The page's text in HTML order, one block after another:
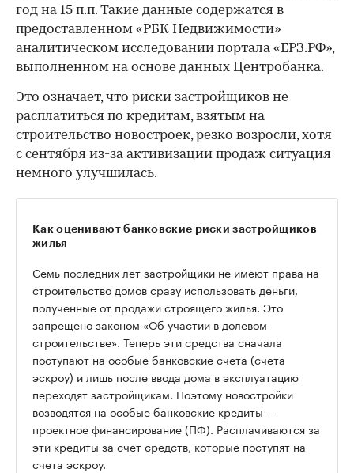
год на 15 п.п. Такие данные содержатся в
предоставленном «РБК Недвижимости»
аналитическом исследовании портала «ЕРЗ.РФ»,
выполненном на основе данных Центробанка.
Это означает, что риски застройщиков не
расплатиться по кредитам, взятым на
строительство новостроек, резко возросли, хотя
с сентября из-за активизации продаж ситуация
немного улучшилась.
Как оценивают банковские риски застройщиков
жилья
Семь последних лет застройщики не имеют права на
строительство домов сразу использовать деньги,
полученные от продажи строящего жилья. Это
запрещено законом «Об участии в долевом
строительстве». Теперь эти средства сначала
поступают на особые банковские счета (счета
эскроу) и лишь после ввода дома в эксплуатацию
переходят застройщикам. Поэтому новостройки
возводятся на особые банковские кредиты —
проектное финансирование (ПФ). Расплачиваются за
эти кредиты за счет средств, которые поступят на
счета эскроу.